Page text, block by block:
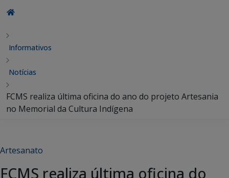
Informativos
Notícias
FCMS realiza última oficina do ano do projeto Artesania
no Memorial da Cultura Indígena
Artesanato
FCMS realiza última oficina do